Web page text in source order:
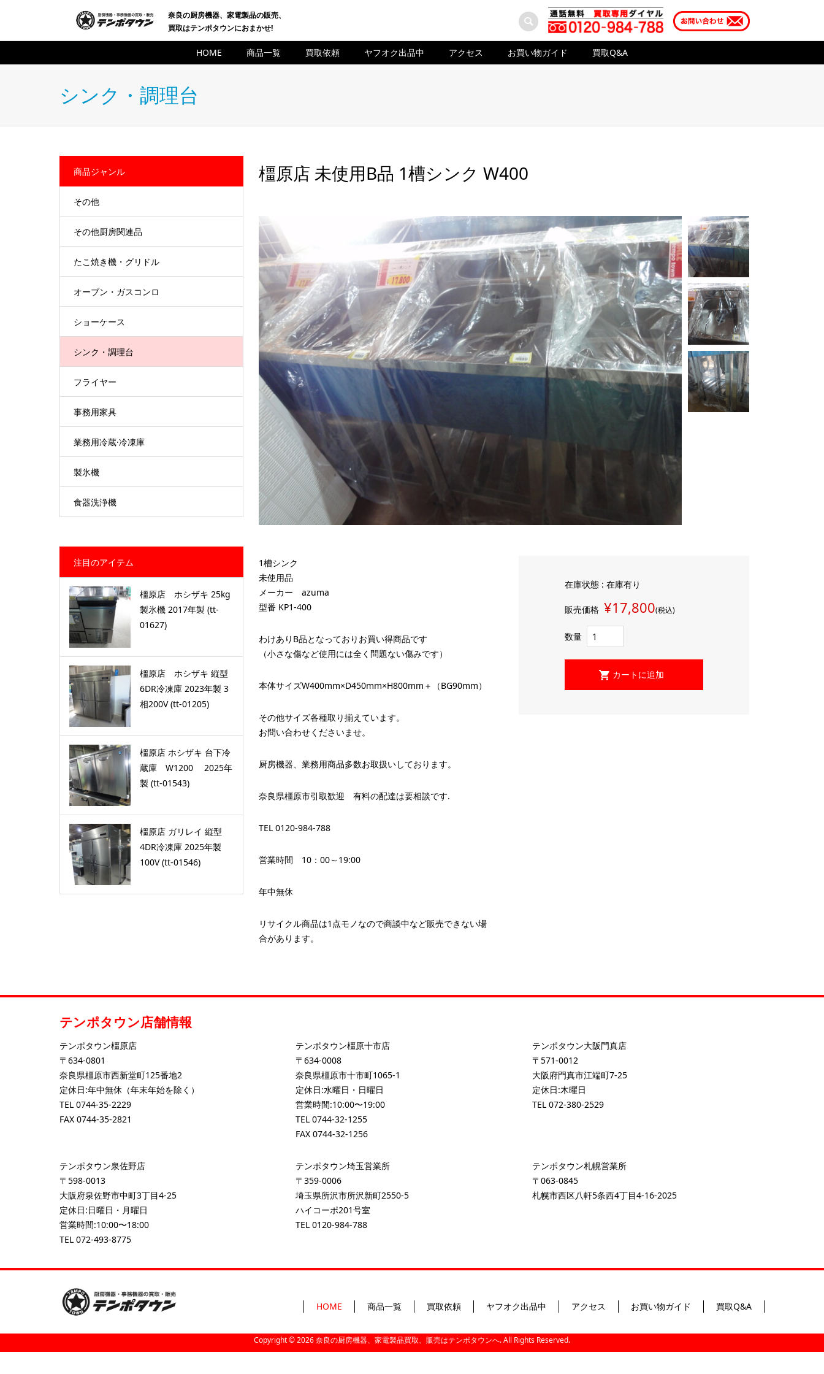
奈良の厨房機器、家電製品の販売、
買取はテンポタウンにおまかせ!
HOME 商品一覧 買取依頼 ヤフオク出品中 アクセス お買い物ガイド 買取Q&A
シンク・調理台
橿原店 未使用B品 1槽シンク W400
1槽シンク
未使用品
メーカー azuma
型番 KP1-400
わけありB品となっておりお買い得商品です
（小さな傷など使用には全く問題ない傷みです）
本体サイズW400mm×D450mm×H800mm＋（BG90mm）
その他サイズ各種取り揃えています。
お問い合わせくださいませ。
厨房機器、業務用商品多数お取扱いしております。
奈良県橿原市引取歓迎 有料の配達は要相談です.
TEL 0120-984-788
営業時間 10：00～19:00
年中無休
リサイクル商品は1点モノなので商談中など販売できない場
合があります。
在庫状態 : 在庫有り
販売価格 ¥17,800(税込)
数量
商品ジャンル
その他
その他厨房関連品
たこ焼き機・グリドル
オーブン・ガスコンロ
ショーケース
シンク・調理台
フライヤー
事務用家具
業務用冷蔵·冷凍庫
製氷機
食器洗浄機
注目のアイテム
橿原店 ホシザキ 25kg
製氷機 2017年製 (tt-
01627)
橿原店 ホシザキ 縦型
6DR冷凍庫 2023年製 3
相200V (tt-01205)
橿原店 ホシザキ 台下冷
蔵庫 W1200 2025年
製 (tt-01543)
橿原店 ガリレイ 縦型
4DR冷凍庫 2025年製
100V (tt-01546)
テンポタウン店舗情報
テンポタウン橿原店
〒634-0801
奈良県橿原市西新堂町125番地2
定休日:年中無休（年末年始を除く）
TEL 0744-35-2229
FAX 0744-35-2821
テンポタウン橿原十市店
〒634-0008
奈良県橿原市十市町1065-1
定休日:水曜日・日曜日
営業時間:10:00〜19:00
TEL0744-32-1255
FAX 0744-32-1256
テンポタウン大阪門真店
〒571-0012
大阪府門真市江端町7-25
定休日:木曜日
TEL 072-380-2529
テンポタウン泉佐野店
〒598-0013
大阪府泉佐野市中町3丁目4-25
定休日:日曜日・月曜日
営業時間:10:00〜18:00
TEL 072-493-8775
テンポタウン埼玉営業所
〒359-0006
埼玉県所沢市所沢新町2550-5
ハイコーポ201号室
TEL0120-984-788
テンポタウン札幌営業所
〒063-0845
札幌市西区八軒5条西4丁目4-16-2025
HOME 商品一覧 買取依頼 ヤフオク出品中 アクセス お買い物ガイド 買取Q&A
Copyright ©2026奈良の厨房機器、家電製品買取、販売はテンポタウンへ. All Rights Reserved.